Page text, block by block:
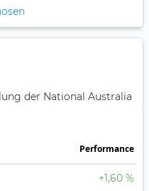
der National Australia
Perfor­mance
+1,60 %